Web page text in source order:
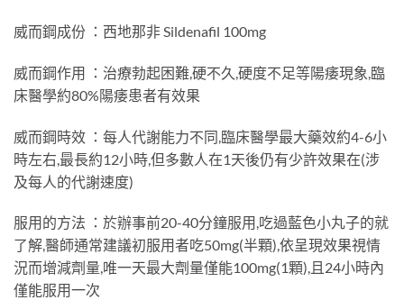
威而鋼成份 ：西地那非 Sildenafil 100mg
威而鋼作用 ：治療勃起困難,硬不久,硬度不足等陽痿現象,臨
床醫學約80%陽痿患者有效果
威而鋼時效 ：每人代謝能力不同,臨床醫學最大藥效約4-6小
時左右,最長約12小時,但多數人在1天後仍有少許效果在(涉
及每人的代謝速度)
服用的方法 ：於辦事前20-40分鐘服用,吃過藍色小丸子的就
了解,醫師通常建議初服用者吃50mg(半顆),依呈現效果視情
況而增減劑量,唯一天最大劑量僅能100mg(1顆),且24小時內
僅能服用一次